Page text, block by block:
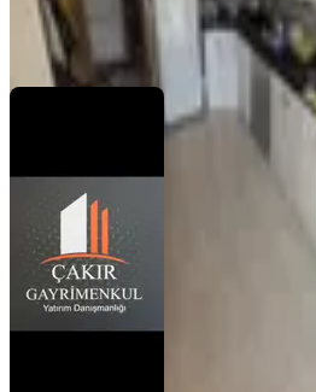
Çakır Gayrimenkul Hüseyin Çakır